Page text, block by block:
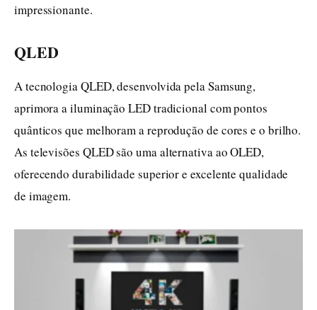
impressionante.
QLED
A tecnologia QLED, desenvolvida pela Samsung,
aprimora a iluminação LED tradicional com pontos
quânticos que melhoram a reprodução de cores e o brilho.
As televisões QLED são uma alternativa ao OLED,
oferecendo durabilidade superior e excelente qualidade
de imagem.